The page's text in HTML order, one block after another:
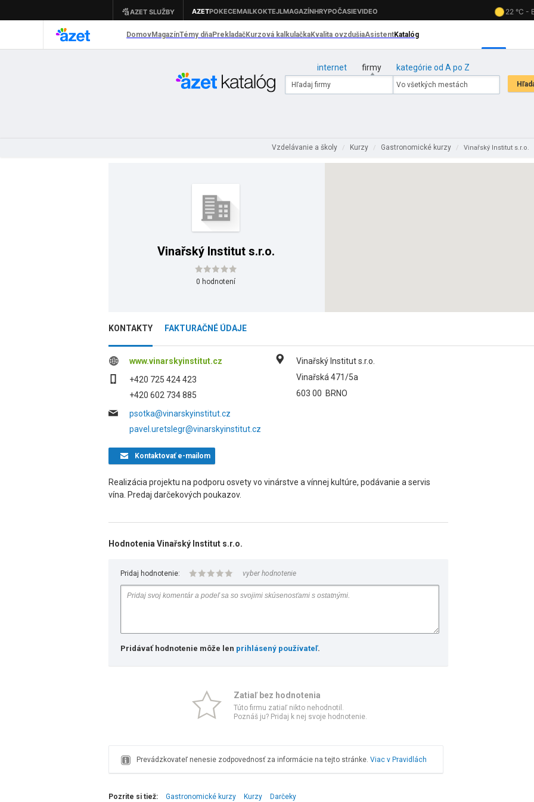
internet firmy kategórie od A po Z
Vzdelávanie a školy / Kurzy / Gastronomické kurzy / Vinařský Institut s.r.o.
Vinařský Institut s.r.o.
0 hodnotení
KONTAKTY FAKTURAČNÉ ÚDAJE
www.vinarskyinstitut.cz
+420 725 424 423
+420 602 734 885
psotka@vinarskyinstitut.cz
pavel.uretslegr@vinarskyinstitut.cz
Vinařský Institut s.r.o.
Vinařská 471/5a
603 00 BRNO
Kontaktovaťe-mailom
Realizácia projektu na podporu osvety vo vinárstve a vínnej kultúre, podávanie a servis
vína. Predaj darčekových poukazov.
Hodnotenia Vinařský Institut s.r.o.
Pridaj hodnotenie: vyber hodnotenie
Pridávať hodnotenie môže len prihlásený používateľ.
Zatiaľ bez hodnotenia
Túto firmu zatiaľ nikto nehodnotil.
Poznáš ju? Pridaj k nej svoje hodnotenie.
Prevádzkovateľ nenesie zodpovednosť za informácie na tejto stránke. Viac v Pravidlách
Pozrite si tiež: Gastronomické kurzy Kurzy Darčeky